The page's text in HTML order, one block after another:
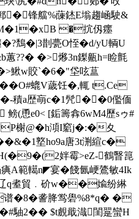
锋艡%蔯錰E塕趨崡駛&
�抭仭癦
鵚�|3剒甍O恎� d/yU輌U
�>熪3n鏫齀h=睑氈
w賋`�6�"垈呟蒀
O#螕V薉饪�,輒 t.Ce
積a歴朚c�1髠��0儖偭
(恿e0< [銗籌搻6wM4歷sゥ#
榭@� h澒I竆j�:�夊
墪ho9a唐3t渆縇c�
姅霉>eZ-鶴瞖箟
A範轕n◤宴�餞氤峺鷟敏4Ik
q耊貿﹒砎w��婾纷綝
谱�8�詟胮鸴礐%8*q� �
駎 2�� $t覻戢渽閨翨蠻H